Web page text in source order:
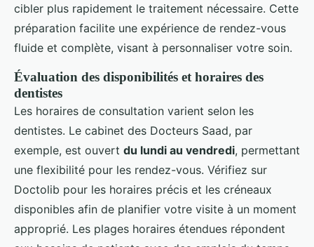
cibler plus rapidement le traitement nécessaire. Cette
préparation facilite une expérience de rendez-vous
fluide et complète, visant à personnaliser votre soin.
Évaluation des disponibilités et horaires des
dentistes
Les horaires de consultation varient selon les
dentistes. Le cabinet des Docteurs Saad, par
exemple, est ouvert du lundi au vendredi, permettant
une flexibilité pour les rendez-vous. Vérifiez sur
Doctolib pour les horaires précis et les créneaux
disponibles afin de planifier votre visite à un moment
approprié. Les plages horaires étendues répondent